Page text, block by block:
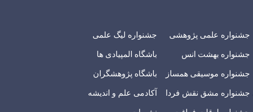
جشنواره علمی پژوهشی
جشنواره بهشت انس
جشنواره موسیقی همساز
جشنواره مشق نقش فردا
جشنواره لیگ علمی
باشگاه المپیادی ها
باشگاه پژوهشگران
آکادمی علم و اندیشه